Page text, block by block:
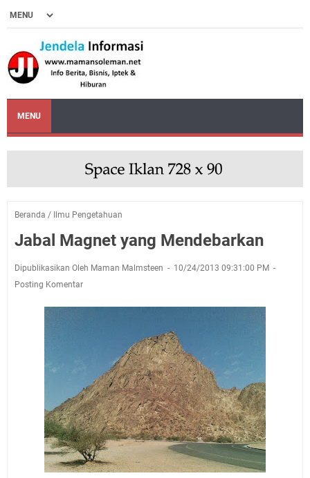
MENU
Beranda / Ilmu Pengetahuan
Jabal Magnet yang Mendebarkan
Dipublikasikan Oleh Maman Malmsteen
10/24/2013 09:31:00 PM
Posting Komentar